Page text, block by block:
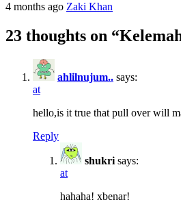
4 months ago Zaki Khan
23 thoughts on “
ahlilnujum.. says:
at
hello,is it true that pull over will
Reply
shukri says:
at
hahaha! xbenar!